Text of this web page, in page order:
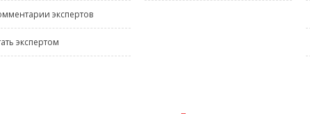
экспертов
экспертом